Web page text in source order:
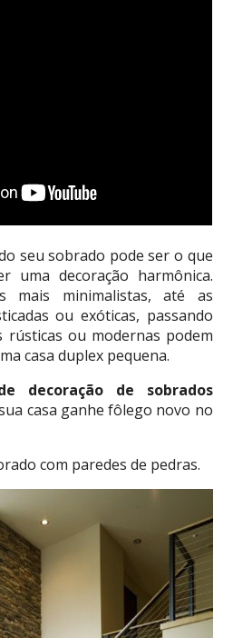
seu sobrado pode ser o que
uma decoração harmônica.
mais minimalistas, até as
ou exóticas, passando
rústicas ou modernas podem
casa duplex pequena.
decoração de sobrados
casa ganhe fôlego novo no
com paredes de pedras.